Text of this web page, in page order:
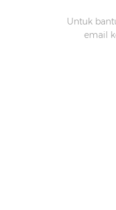
Untuk
email